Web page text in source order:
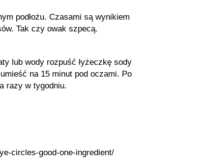
podłożu. Czasami są wynikiem
Tak czy owak szpecą.
lub wody rozpuść łyżeczkę sody
na 15 minut pod oczami. Po
razy w tygodniu.
circles-good-one-ingredient/